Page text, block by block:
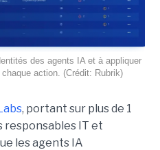
des agents IA et à appliquer
action. (Crédit: Rubrik)
, portant sur plus de 1
responsables IT et
les agents IA